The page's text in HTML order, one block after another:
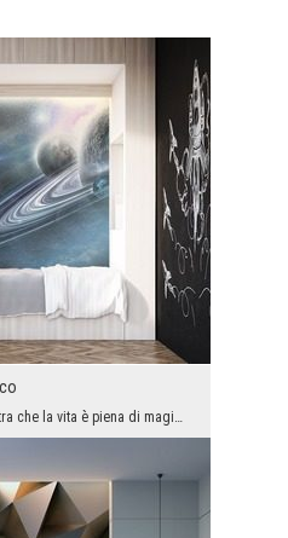
Spesso il tempo ci dimostra che la vita è piena di magia e fascino. Se desideri trasformare le tu...